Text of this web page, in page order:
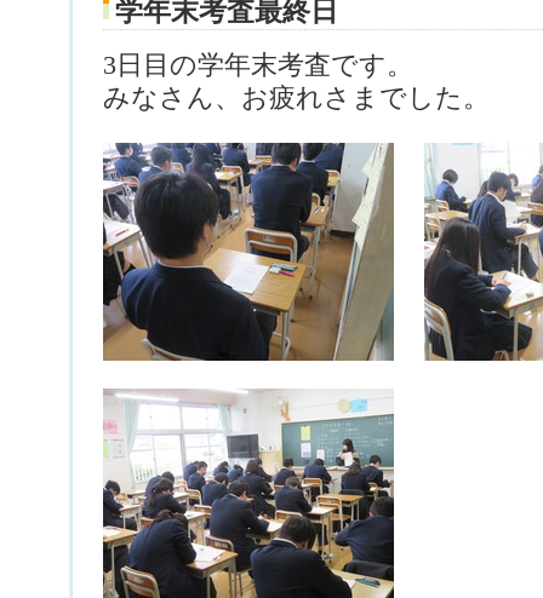
学年末考査最終日
3日目の学年末考査です。
みなさん、お疲れさまでした。